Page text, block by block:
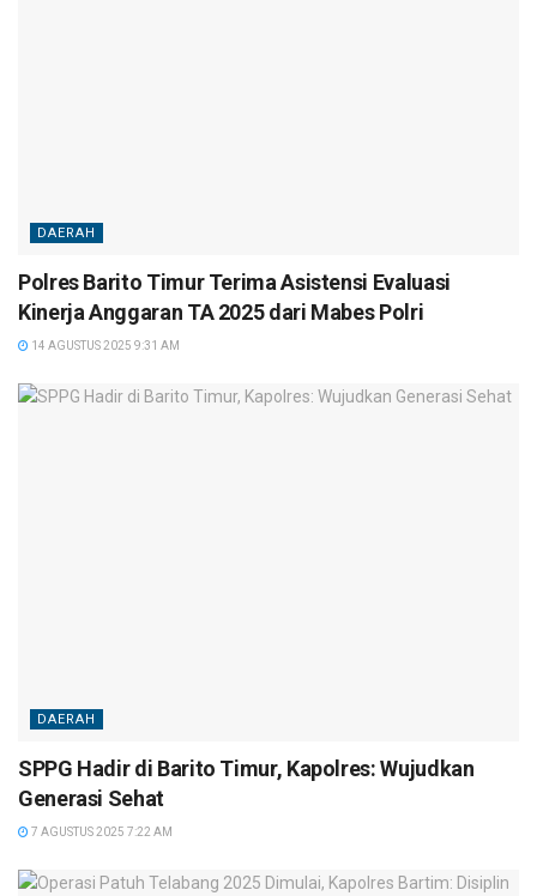
DAERAH
Polres Barito Timur Terima Asistensi Evaluasi
Kinerja Anggaran TA 2025 dari Mabes Polri
14 AGUSTUS 2025 9:31 AM
DAERAH
SPPG Hadir di Barito Timur, Kapolres: Wujudkan
Generasi Sehat
7 AGUSTUS 2025 7:22 AM